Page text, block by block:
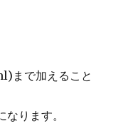
まで加えること
ります。